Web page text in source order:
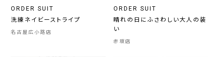
ORDER SUIT
洗練ネイビーストライプ
名古屋広小路店
ORDER SUIT
晴れの日にふさわしい大人の装
い
赤坂店